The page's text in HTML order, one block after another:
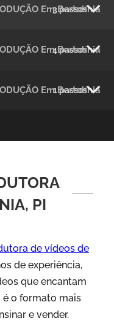
Serviços
Em Bertolínia
3 passos
Em Bertolínia
4 passos
Em Bertolínia
1 passos
PI
de vídeos de
de experiência,
que encantam
é o formato mais
e vender.